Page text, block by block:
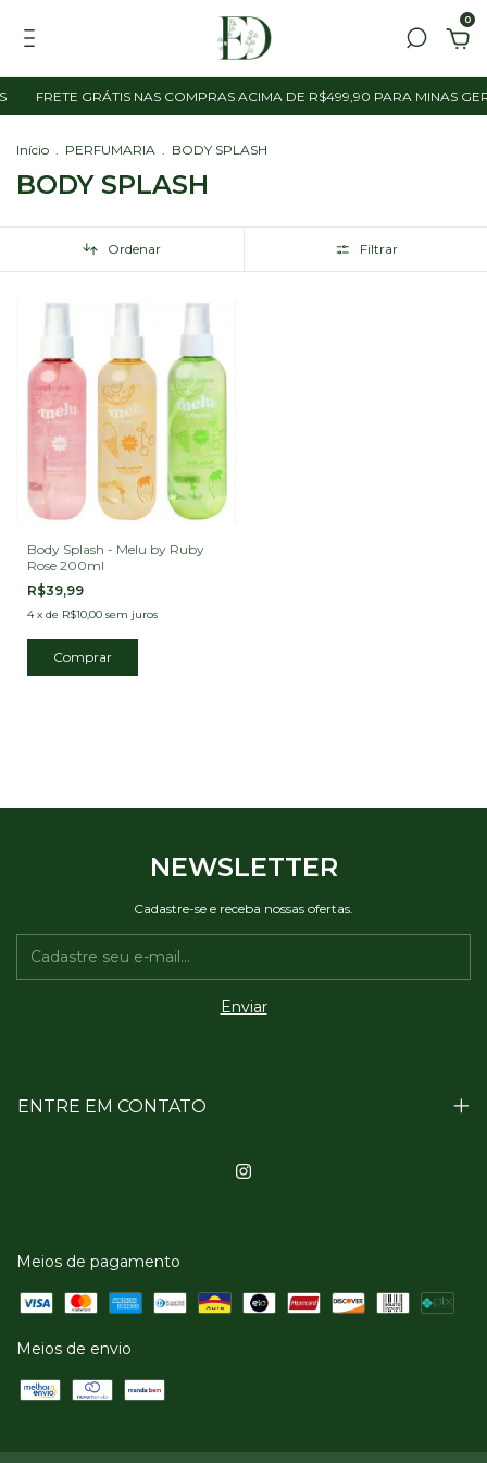
0
FRETE GRÁTIS NAS COMPRAS ACIMA DE R$499,90 PARA MINAS
Início . PERFUMARIA . BODY SPLASH
BODY SPLASH
Ordenar Filtrar
Body Splash - Melu by Ruby
Rose 200ml
R$39,99
4 x de R$10,00 sem juros
Comprar
NEWSLETTER
Cadastre-se e receba nossas ofertas.
ENTRE EM CONTATO
Meios de pagamento
Meios de envio